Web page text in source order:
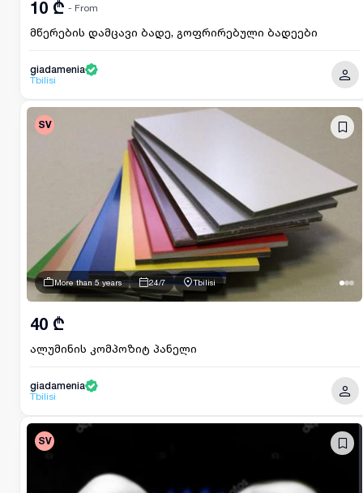
მწერების დამცავი ბადე, გოფრირებული ბადეები
10 ₾ - From
giadamenia
Tbilisi
SV
More than 5 years 24/7 Tbilisi
ალუმინის კომპოზიტ პანელი
40 ₾
giadamenia
Tbilisi
SV